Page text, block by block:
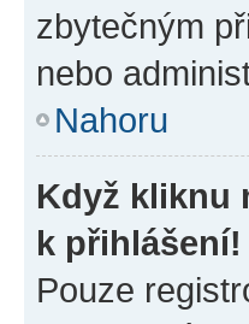
zbytečným
nebo
Nahoru
Když kliknu
k přihlášení!
Pouze